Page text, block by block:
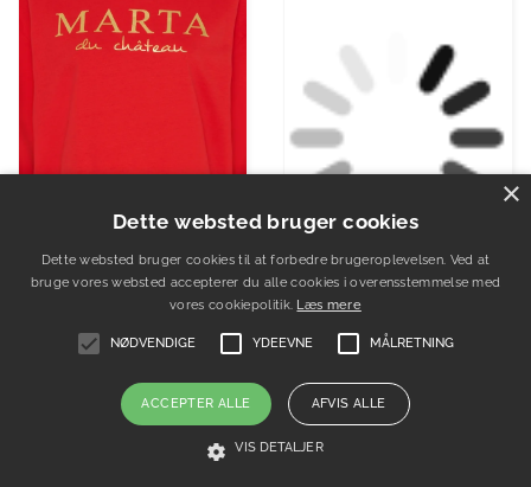
Marta du Chateau dame sweatshirt…
Dette websted bruger cookies
Dette websted bruger cookies til at forbedre brugeroplevelsen. Ved at
bruge vores websted accepterer du alle cookies i overensstemmelse med
vores cookiepolitik. Læs mere
NØDVENDIGE YDEEVNE MÅLRETNING
ACCEPTER ALLE AFVIS ALLE
VIS DETALJER
×